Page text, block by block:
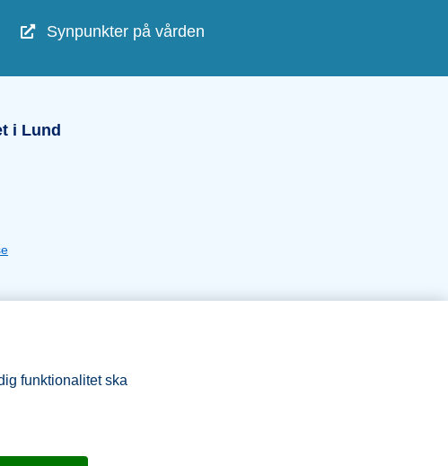
funktionalitet ska
Synpunkter på vården
i Lund